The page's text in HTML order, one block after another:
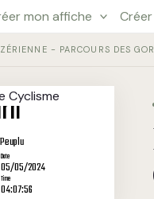
mon affiche
- PARCOURS DES
Date
05/05/2024
Time
04:07:56